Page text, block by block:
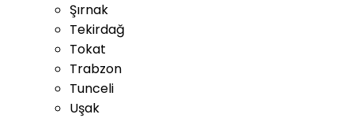
Şırnak
Tekirdağ
Tokat
Trabzon
Tunceli
Uşak